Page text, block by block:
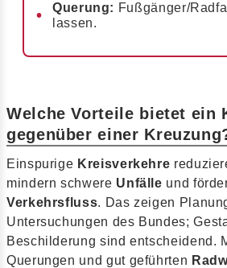
Querung: Fußgänger/
lassen.
Welche Vorteile bietet ein
gegenüber einer
Einspurige Kreisverkehre
mindern schwere Unfälle und
Verkehrsfluss. Das zeigen
Untersuchungen des Bundes;
Beschilderung sind entscheidend.
Querungen und gut geführten